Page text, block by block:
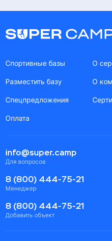
Спортивные базы
Разместить базу
Спецпредложения
Оплата
О
О
info@super.camp
Для вопросов
8 (800) 444-75-21
Менеджер
8 (800) 444-75-21
Добавить объект